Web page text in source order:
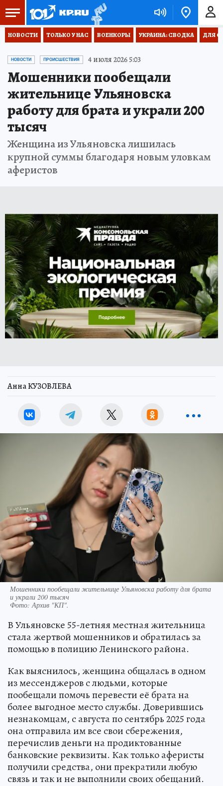
НОВОСТИ ТОЛЬКО У НАС ВОЕНКОРЫ УКРАИНА: СВОДКА ДЛЯ
НОВОСТИ ПРОИСШЕСТВИЯ 4 июля 2026 5:03
Мошенники пообещали
жительнице Ульяновска
работу для брата и украли 200
тысяч
Женщина из Ульяновска лишилась
крупной суммы благодаря новым уловкам
аферистов
Анна КУЗОВЛЕВА
Мошенники пообещали жительнице Ульяновска работу для брата
и украли 200 тысяч
Фото: Архив "КП".
В Ульяновске 55-летняя местная жительница
стала жертвой мошенников и обратилась за
помощью в полицию Ленинского района.
Как выяснилось, женщина общалась в одном
из мессенджеров с людьми, которые
пообещали помочь перевести её брата на
более выгодное место службы. Доверившись
незнакомцам, с августа по сентябрь 2025 года
она отправила им все свои сбережения,
перечислив деньги на продиктованные
банковские реквизиты. Как только аферисты
получили средства, они прекратили любую
связь и так и не выполнили своих обещаний.